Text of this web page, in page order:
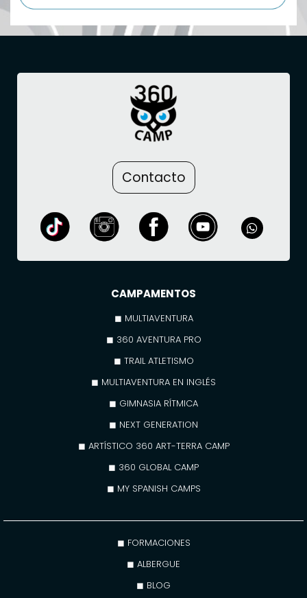
Contacto
CAMPAMENTOS
◼ MULTIAVENTURA
◼ 360 AVENTURA PRO
◼ TRAIL ATLETISMO
◼ MULTIAVENTURA EN INGLÉS
◼ GIMNASIA RÍTMICA
◼ NEXT GENERATION
◼ ARTÍSTICO 360 ART-TERRA CAMP
◼ 360 GLOBAL CAMP
◼ MY SPANISH CAMPS
◼ FORMACIONES
◼ ALBERGUE
◼ BLOG